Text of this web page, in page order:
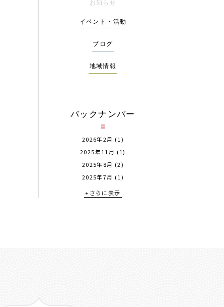
お知らせ
イベント・活動
ブログ
地域情報
バックナンバー
2026年2月 (1)
2025年11月 (1)
2025年8月 (2)
2025年7月 (1)
+さらに表示